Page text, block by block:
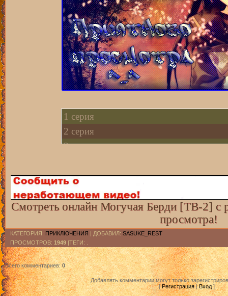
1 серия
2 серия
3 серия
5 серия
6 серия
7 серия
9 серия
10 серия
11 серия
12 серия
Смотреть онлайн Могучая Берди [ТВ-2] с
просмотра!
КАТЕГОРИЯ: ПРИКЛЮЧЕНИЯ | ДОБАВИЛ: SASUKE_REST
ПРОСМОТРОВ: 1949 |ТЕГИ: .
Всего комментариев:0
Добавлять комментарии могут только
[Регистрация|Вход]